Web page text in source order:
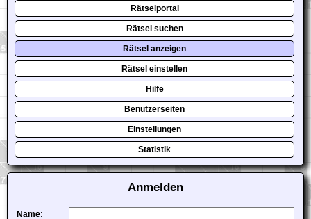
Rätselportal
Rätsel suchen
Rätsel anzeigen
Rätsel einstellen
Hilfe
Benutzerseiten
Einstellungen
Statistik
Anmelden
Name: